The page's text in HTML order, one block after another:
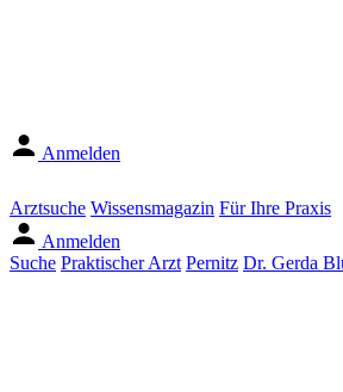
Anmelden
Arztsuche Wissensmagazin Für Ihre Praxis
Anmelden
Suche Praktischer Arzt Pernitz Dr. Gerda